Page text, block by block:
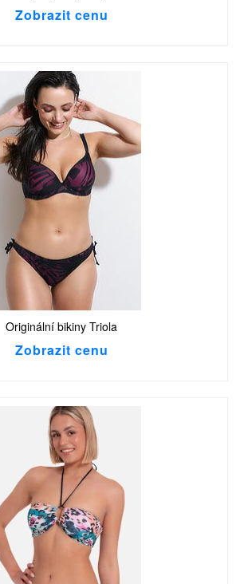
Zobrazit cenu
Originální bikiny Triola
Zobrazit cenu